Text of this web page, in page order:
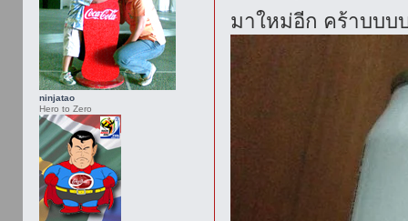
มาใหม่อีก คร้าบบบ
ninjatao
Hero to Zero